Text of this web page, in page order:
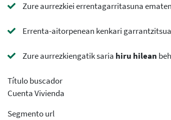
Zure aurrezkiei errentagarritasuna ematen
Errenta-aitorpenean kenkari
Zure aurrezkiengatik saria hiru hilean
Título buscador
Cuenta Vivienda
Segmento url